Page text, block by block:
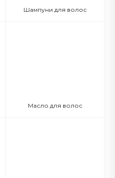
Шампуни для волос
Масло для волос